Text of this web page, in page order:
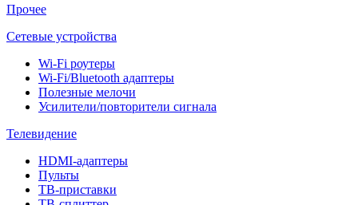
Прочее
Сетевые устройства
Wi-Fi роутеры
Wi-Fi/Bluetooth адаптеры
Полезные мелочи
Усилители/повторители сигнала
Телевидение
HDMI-адаптеры
Пульты
ТВ-приставки